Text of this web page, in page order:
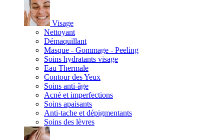
Visage
Nettoyant
Démaquillant
Masque - Gommage - Peeling
Soins hydratants visage
Eau Thermale
Contour des Yeux
Soins anti-âge
Acné et imperfections
Soins apaisants
Anti-tache et dépigmentants
Soins des lèvres